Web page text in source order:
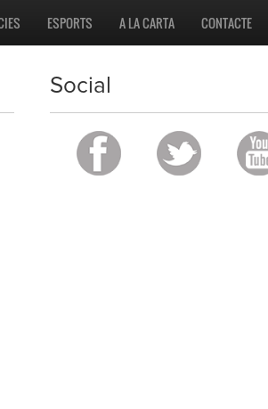
CONTACTE
A LA CARTA
ESPORTS
Social